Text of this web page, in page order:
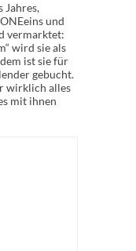
Jahres,
und
vermarktet:
wird sie als
ist sie für
gebucht.
wirklich alles
mit ihnen